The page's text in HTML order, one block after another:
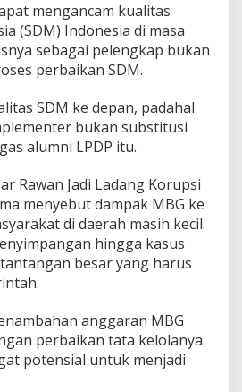
mengancam kualitas
(SDM) Indonesia di masa
sebagai pelengkap bukan
perbaikan SDM.
SDM ke depan, padahal
bukan substitusi
alumni LPDP itu.
Rawan Jadi Ladang Korupsi
menyebut dampak MBG ke
di daerah masih kecil.
hingga kasus
besar yang harus
anggaran MBG
perbaikan tata kelolanya.
potensial untuk menjadi